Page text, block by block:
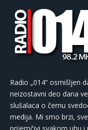
Radio „014“ osmišljen
neizostavni deo dana
slušalaca o čemu
medija. Mi smo brzi,